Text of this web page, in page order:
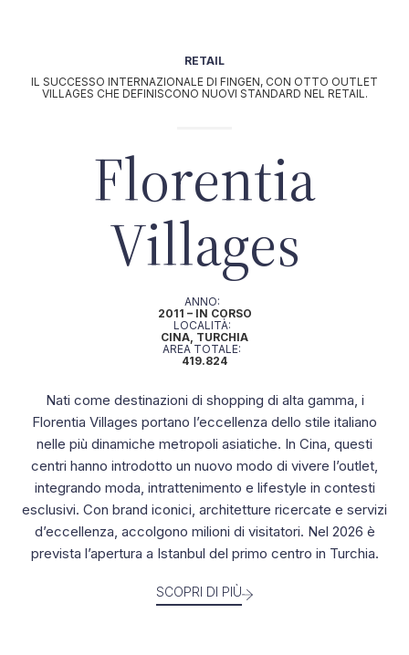
Attività
HOSPITALITY
AGRI-BUSINESS
Progetti
impegno
Contatti
RETAIL
IL SUCCESSO INTERNAZIONALE DI FINGEN, CON OTTO OUTLET
VILLAGES CHE DEFINISCONO NUOVI STANDARD NEL RETAIL.
Florentia
Villages
ANNO:
2011 – IN CORSO
LOCALITÀ:
CINA, TURCHIA
AREA TOTALE:
419.824
Nati come destinazioni di shopping di alta gamma, i
Florentia Villages portano l’eccellenza dello stile italiano
nelle più dinamiche metropoli asiatiche. In Cina, questi
centri hanno introdotto un nuovo modo di vivere l’outlet,
integrando moda, intrattenimento e lifestyle in contesti
esclusivi. Con brand iconici, architetture ricercate e servizi
d’eccellenza, accolgono milioni di visitatori. Nel 2026 è
prevista l’apertura a Istanbul del primo centro in Turchia.
SCOPRI DI PIÙ